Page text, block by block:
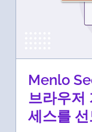
Menlo
브라우저
세스를